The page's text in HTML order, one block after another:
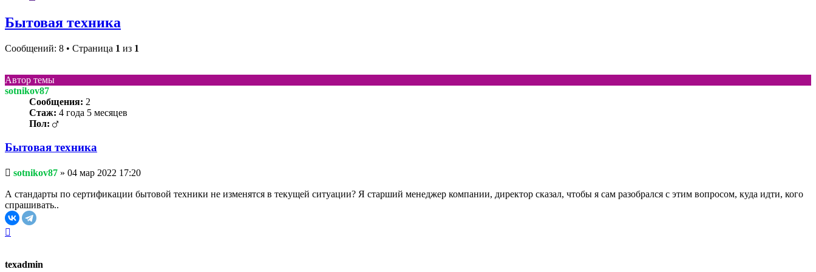
Бытовая техника
Сообщений: 8 • Страница 1 из 1
Автор темы
sotnikov87
Сообщения: 2
Стаж: 4 года 5 месяцев
Пол:
Бытовая техника
Непрочитанное
sotnikov87 » 04 мар 2022 17:20
А стандарты по сертификации бытовой техники не изменятся в текущей ситуации? Я старший менеджер компании, директор сказал, чтобы я сам разобрался с этим вопросом, куда идти, кого
спрашивать..
texadmin